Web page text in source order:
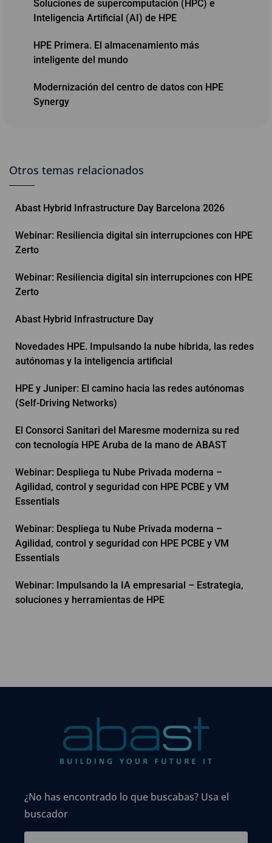
Soluciones de supercomputación (HPC) e
Inteligencia Artificial (AI) de HPE
HPE Primera. El almacenamiento más
inteligente del mundo
Modernización del centro de datos con HPE
Synergy
Otros temas relacionados
Abast Hybrid Infrastructure Day Barcelona 2026
Webinar: Resiliencia digital sin interrupciones con HPE
Zerto
Webinar: Resiliencia digital sin interrupciones con HPE
Zerto
Abast Hybrid Infrastructure Day
Novedades HPE. Impulsando la nube híbrida, las redes
autónomas y la inteligencia artificial
HPE y Juniper: El camino hacia las redes autónomas
(Self-Driving Networks)
El Consorci Sanitari del Maresme moderniza su red
con tecnología HPE Aruba de la mano de ABAST
Webinar: Despliega tu Nube Privada moderna –
Agilidad, control y seguridad con HPE PCBE y VM
Essentials
Webinar: Despliega tu Nube Privada moderna –
Agilidad, control y seguridad con HPE PCBE y VM
Essentials
Webinar: Impulsando la IA empresarial – Estrategia,
soluciones y herramientas de HPE
¿No has encontrado lo que buscabas? Usa el
buscador